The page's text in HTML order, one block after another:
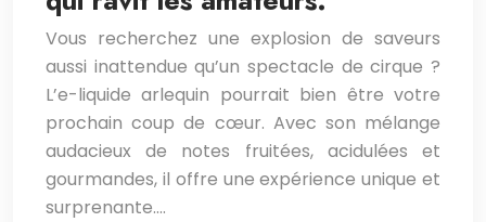
Vous recherchez une explosion de saveurs
aussi inattendue qu’un spectacle de cirque ?
L’e-liquide arlequin pourrait bien être votre
prochain coup de cœur. Avec son mélange
audacieux de notes fruitées, acidulées et
gourmandes, il offre une expérience unique et
surprenante….